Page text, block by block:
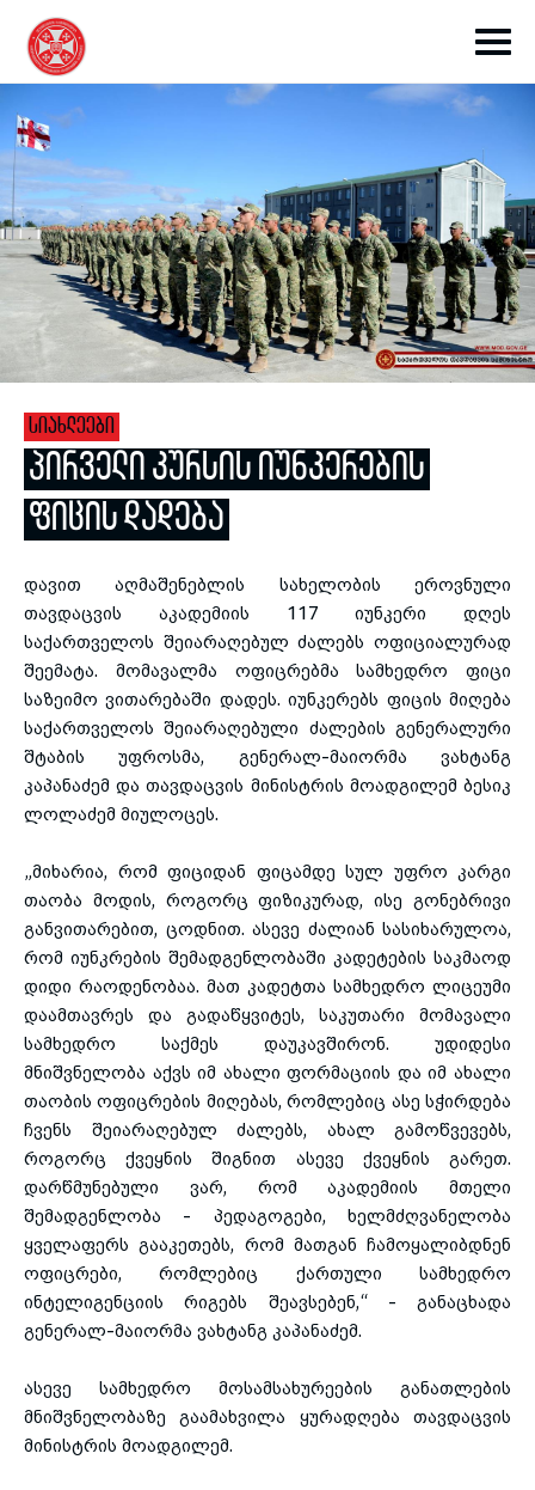
toggle submenu
toggle submenu
toggle submenu
ᲡᲘᲐᲮᲚᲔᲔᲑᲘ
ᲞᲘᲠᲕᲔᲚᲘ ᲙᲣᲠᲡᲘᲡ ᲘᲣᲜᲙᲔᲠᲔᲑᲘᲡ
ᲤᲘᲪᲘᲡ ᲓᲐᲓᲔᲑᲐ
დავით აღმაშენებლის სახელობის ეროვნული
თავდაცვის აკადემიის 117 იუნკერი დღეს
საქართველოს შეიარაღებულ ძალებს ოფიციალურად
შეემატა. მომავალმა ოფიცრებმა სამხედრო ფიცი
საზეიმო ვითარებაში დადეს. იუნკერებს ფიცის მიღება
საქართველოს შეიარაღებული ძალების გენერალური
შტაბის უფროსმა, გენერალ-მაიორმა ვახტანგ
კაპანაძემ და თავდაცვის მინისტრის მოადგილემ ბესიკ
ლოლაძემ მიულოცეს.
„მიხარია, რომ ფიციდან ფიცამდე სულ უფრო კარგი
თაობა მოდის, როგორც ფიზიკურად, ისე გონებრივი
განვითარებით, ცოდნით. ასევე ძალიან სასიხარულოა,
რომ იუნკრების შემადგენლობაში კადეტების საკმაოდ
დიდი რაოდენობაა. მათ კადეტთა სამხედრო ლიცეუმი
დაამთავრეს და გადაწყვიტეს, საკუთარი მომავალი
სამხედრო საქმეს დაუკავშირონ. უდიდესი
მნიშვნელობა აქვს იმ ახალი ფორმაციის და იმ ახალი
თაობის ოფიცრების მიღებას, რომლებიც ასე სჭირდება
ჩვენს შეიარაღებულ ძალებს, ახალ გამოწვევებს,
როგორც ქვეყნის შიგნით ასევე ქვეყნის გარეთ.
დარწმუნებული ვარ, რომ აკადემიის მთელი
შემადგენლობა - პედაგოგები, ხელმძღვანელობა
ყველაფერს გააკეთებს, რომ მათგან ჩამოყალიბდნენ
ოფიცრები, რომლებიც ქართული სამხედრო
ინტელიგენციის რიგებს შეავსებენ,“ - განაცხადა
გენერალ-მაიორმა ვახტანგ კაპანაძემ.
ასევე სამხედრო მოსამსახურეების განათლების
მნიშვნელობაზე გაამახვილა ყურადღება თავდაცვის
მინისტრის მოადგილემ.